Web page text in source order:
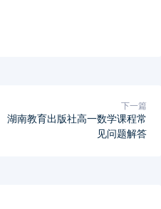
下一篇
湖南教育出版社高一数学课程常
见问题解答